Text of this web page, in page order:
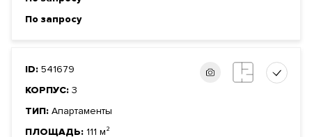
По запросу
ID: 541679
КОРПУС: 3
ТИП: Апартаменты
ПЛОЩАДЬ: 111 м²